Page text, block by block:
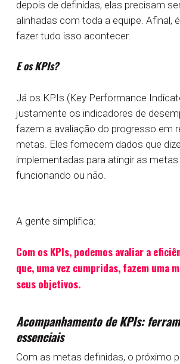
depois de definidas, elas precisam
alinhadas com toda a equipe. Afinal,
fazer tudo isso acontecer.
E os KPIs?
Já os KPIs (Key Performance
justamente os indicadores de
fazem a avaliação do progresso em
metas. Eles fornecem dados que
implementadas para atingir as
funcionando ou não.
A gente simplifica:
Com os KPIs, podemos avaliar a
que, uma vez cumpridas, fazem uma
seus objetivos.
Acompanhamento de KPIs:
essenciais
Com as metas definidas, o próximo